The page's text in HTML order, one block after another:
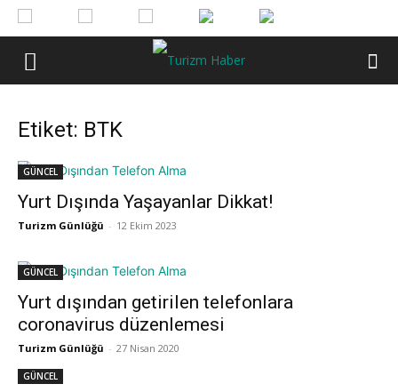
Etiket: BTK
GÜNCEL
Yurt Dışında Yaşayanlar Dikkat!
Turizm Günlüğü - 12 Ekim 2023
GÜNCEL
Yurt dışından getirilen telefonlara
coronavirus düzenlemesi
Turizm Günlüğü - 27 Nisan 2020
GÜNCEL